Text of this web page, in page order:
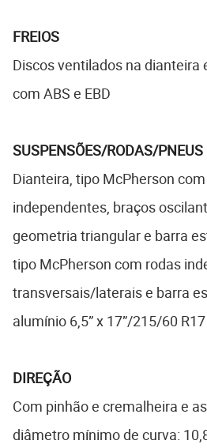
FREIOS
Discos ventilados na dianteira
com ABS e EBD
SUSPENSÕES/RODAS/PNEUS
Dianteira, tipo McPherson
independentes, braços
geometria triangular e barra
tipo McPherson com rodas
transversais/laterais e barra
alumínio 6,5” x 17”/215/60 R17
DIREÇÃO
Com pinhão e cremalheira e
diâmetro mínimo de curva: